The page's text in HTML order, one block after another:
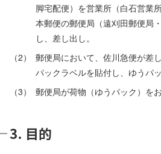
脚宅配便）を営業所（白石営業
本郵便の郵便局（遠刈田郵便局
し、差し出し。
（2）
郵便局において、佐川急便が差
パックラベルを貼付し、ゆうパ
（3）
郵便局が荷物（ゆうパック）を
3. 目的